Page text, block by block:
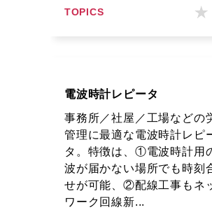
TOPICS
電波時計レピータ
事務所／社屋／工場などの
管理に最適な電波時計レピ
タ。特徴は、①電波時計用
波が届かない場所でも時刻
せが可能、②配線工事もネ
ワーク回線新...